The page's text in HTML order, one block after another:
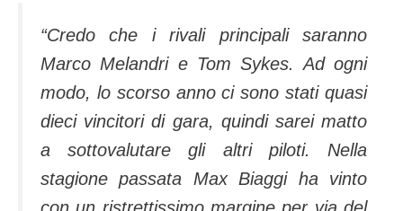
“Credo che i rivali principali saranno
Marco Melandri e Tom Sykes. Ad ogni
modo, lo scorso anno ci sono stati quasi
dieci vincitori di gara, quindi sarei matto
a sottovalutare gli altri piloti. Nella
stagione passata Max Biaggi ha vinto